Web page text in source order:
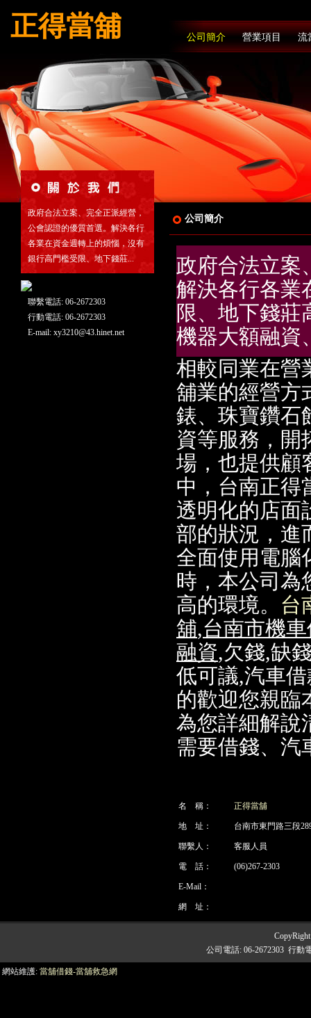
正得當舖 公司簡介 營業項目 流
政府合法立案、完全正派經營，
公會認證的優質首選。解決各行
各業在資金週轉上的煩惱，沒有
銀行高門檻受限、地下錢莊...
聯繫電話: 06-2672303
行動電話: 06-2672303
E-mail: xy3210@43.hinet.net
公司簡介
政府合法立案
解決各行各業
限、地下錢莊
機器大額融資
相較同業在營
舖業的經營方
錶、珠寶鑽石
資等服務，開
場，也提供顧
中，台南正得
透明化的店面
部的狀況，進
全面使用電腦
時，本公司為
高的環境。 台
舖,台南市機
融資,欠錢,缺
低可議,汽車
的歡迎您親臨
為您詳細解說
需要借錢、汽
名 稱： 正得當舖
地 址： 台南市東門路三段
聯繫人： 客服人員
電 話： (06)267-2303
E-Mail：
網 址：
公司電話: 06-2672303 行動
網站維護: 當舖借錢-當舖救急網